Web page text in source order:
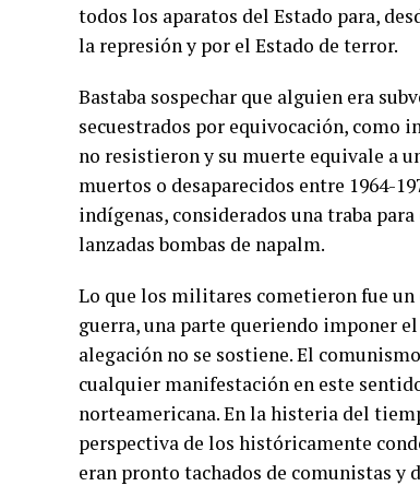
todos los aparatos del Estado para,
la represión y por el Estado de terror.
Bastaba sospechar que alguien era
secuestrados por equivocación, como
no resistieron y su muerte equivale a
muertos o desaparecidos entre 1964-
indígenas, considerados una traba
lanzadas bombas de napalm.
Lo que los militares cometieron fue un
guerra, una parte queriendo imponer
alegación no se sostiene. El
cualquier manifestación en este
norteamericana. En la histeria del
perspectiva de los históricamente
eran pronto tachados de comunistas y